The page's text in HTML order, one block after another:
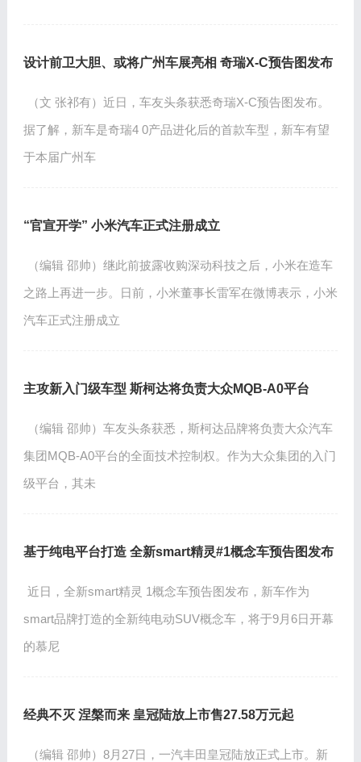
设计前卫大胆、或将广州车展亮相 奇瑞X-C预告图发布
（文 张祁有）近日，车友头条获悉奇瑞X-C预告图发布。
据了解，新车是奇瑞4 0产品进化后的首款车型，新车有望
于本届广州车
“官宣开学” 小米汽车正式注册成立
（编辑 邵帅）继此前披露收购深动科技之后，小米在造车
之路上再进一步。日前，小米董事长雷军在微博表示，小米
汽车正式注册成立
主攻新入门级车型 斯柯达将负责大众MQB-A0平台
（编辑 邵帅）车友头条获悉，斯柯达品牌将负责大众汽车
集团MQB-A0平台的全面技术控制权。作为大众集团的入门
级平台，其未
基于纯电平台打造 全新smart精灵#1概念车预告图发布
近日，全新smart精灵 1概念车预告图发布，新车作为
smart品牌打造的全新纯电动SUV概念车，将于9月6日开幕
的慕尼
经典不灭 涅槃而来 皇冠陆放上市售27.58万元起
（编辑 邵帅）8月27日，一汽丰田皇冠陆放正式上市。新